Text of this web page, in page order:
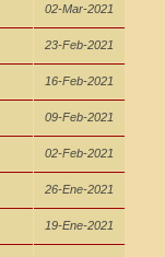
02-Mar-2021
23-Feb-2021
16-Feb-2021
09-Feb-2021
02-Feb-2021
26-Ene-2021
19-Ene-2021